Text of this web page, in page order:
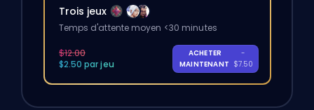
Trois jeux
Temps d'attente moyen <30 minutes
$12.00
$2.50 par jeu
ACHETER
MAINTENANT
-
$7.50